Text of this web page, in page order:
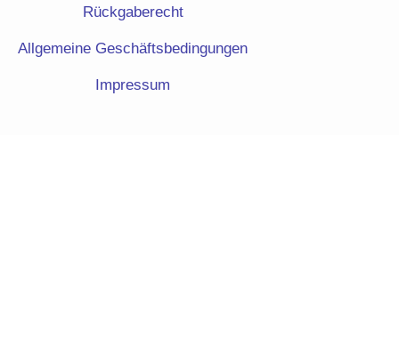
Rückgaberecht
Allgemeine Geschäftsbedingungen
Impressum